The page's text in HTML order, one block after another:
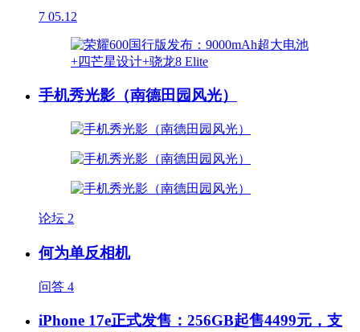
7 05.12
手机秀光影（南德田园风光）
论坛 2
何为单反相机
问答 4
iPhone 17e正式发售：256GB起售4499元，支